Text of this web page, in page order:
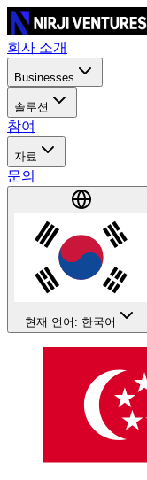
회사 소개
Businesses
솔루션
참여
자료
문의
현재 언어: 한국어